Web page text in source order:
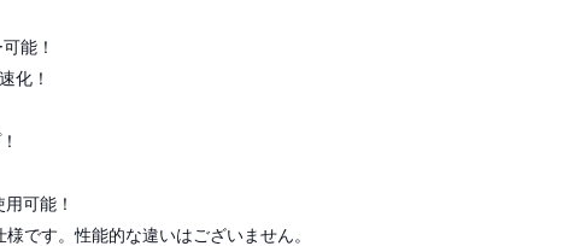
能！
化！
可能！
です。性能的な違いはございません。